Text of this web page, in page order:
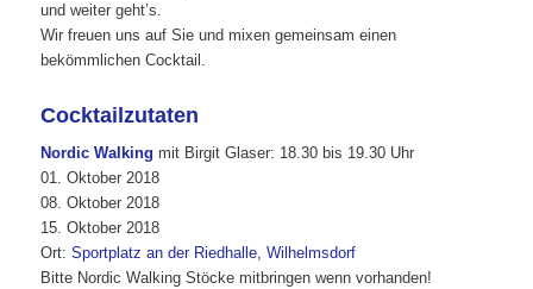
und weiter geht’s.
Wir freuen uns auf Sie und mixen gemeinsam einen
bekömmlichen Cocktail.
Cocktailzutaten
Nordic Walking mit Birgit Glaser: 18.30 bis 19.30 Uhr
01. Oktober 2018
08. Oktober 2018
15. Oktober 2018
Ort: Sportplatz an der Riedhalle, Wilhelmsdorf
Bitte Nordic Walking Stöcke mitbringen wenn vorhanden!